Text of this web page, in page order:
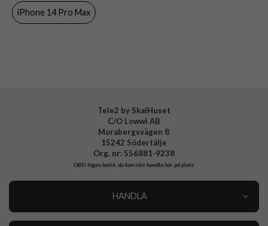
Varumärke
iPhone 14 Pro Max
Tele2 by SkalHuset
C/O Lowwi AB
Morabergsvägen 8
15242 Södertälje
Org. nr: 556881-9238
OBS!Ingen butik, du kan inte handla här på plats
HANDLA